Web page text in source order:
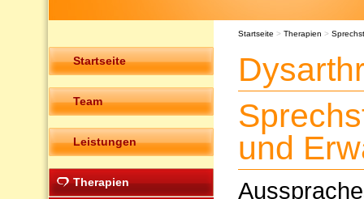
Startseite
Team
Leistungen
Therapien
Startseite > Therapien >
und